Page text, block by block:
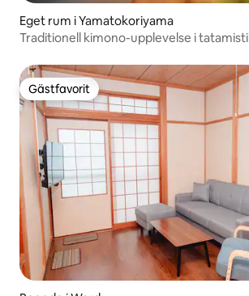
Eget rum i Yamatokoriyama
Traditionell kimono-upplevelse i tatamistil
Gästfavorit
Gästfavorit